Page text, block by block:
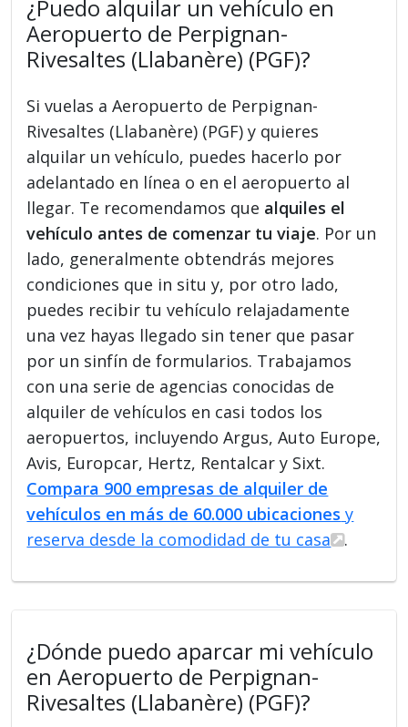
¿Puedo alquilar un vehículo en
Aeropuerto de Perpignan-
Rivesaltes (Llabanère) (PGF)?
Si vuelas a Aeropuerto de Perpignan-
Rivesaltes (Llabanère) (PGF) y quieres
alquilar un vehículo, puedes hacerlo por
adelantado en línea o en el aeropuerto al
llegar. Te recomendamos que alquiles el
vehículo antes de comenzar tu viaje. Por un
lado, generalmente obtendrás mejores
condiciones que in situ y, por otro lado,
puedes recibir tu vehículo relajadamente
una vez hayas llegado sin tener que pasar
por un sinfín de formularios. Trabajamos
con una serie de agencias conocidas de
alquiler de vehículos en casi todos los
aeropuertos, incluyendo Argus, Auto Europe,
Avis, Europcar, Hertz, Rentalcar y Sixt.
Compara 900 empresas de alquiler de
vehículos en más de 60.000 ubicaciones y
reserva desde la comodidad de tu casa
.
¿Dónde puedo aparcar mi vehículo
en Aeropuerto de Perpignan-
Rivesaltes (Llabanère) (PGF)?